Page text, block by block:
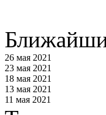
26 мая 2021
23 мая 2021
18 мая 2021
13 мая 2021
11 мая 2021